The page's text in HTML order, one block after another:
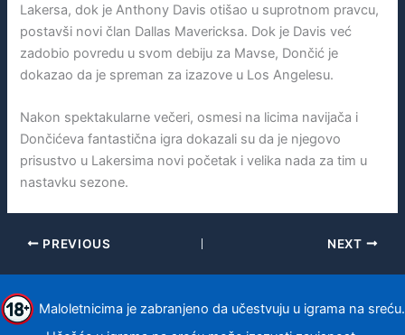
Lakersa, dok je Anthony Davis otišao u suprotnom pravcu,
postavši novi član Dallas Mavericksa. Dok je Davis već
zadobio povredu u svom debiju za Mavse, Dončić je
dokazao da je spreman za izazove u Los Angelesu.
Nakon spektakularne večeri, osmesi na licima navijača i
Dončićeva fantastična igra dokazali su da je njegovo
prisustvo u Lakersima novi početak i velika nada za tim u
nastavku sezone.
PREVIOUS NEXT
Maloletnicima je zabranjeno da učestvuju u igrama na sreću.